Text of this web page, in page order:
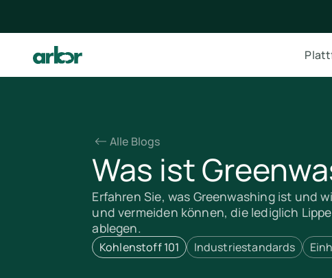
Alle Blogs
Was ist
Erfahren Sie, was Greenwashing ist und
und vermeiden können, die lediglich
ablegen.
Kohlenstoff 101 Industriestandards